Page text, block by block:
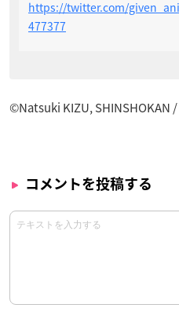
https://twitter.com/
477377
©Natsuki KIZU, SHINSHOKAN
コメントを投稿する